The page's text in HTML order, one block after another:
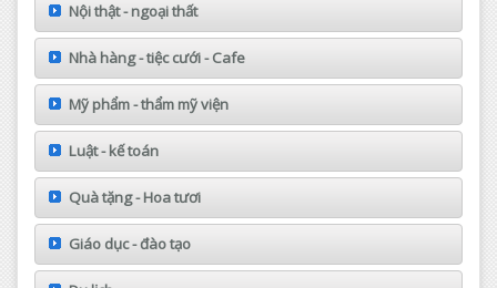
Nội thật - ngoại thất
Nhà hàng - tiệc cưới - Cafe
Mỹ phẩm - thẩm mỹ viện
Luật - kế toán
Quà tặng - Hoa tươi
Giáo dục - đào tạo